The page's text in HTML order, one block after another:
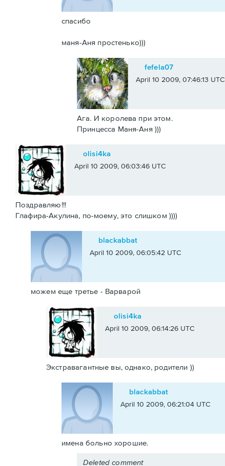
спасибо
маня-Аня простенько)))
fefela07
April 10 2009, 07:46:13 UTC
Ага. И королева при этом.
Принцесса Маня-Аня )))
olisi4ka
April 10 2009, 06:03:46 UTC
Поздравляю!!!
Глафира-Акулина, по-моему, это слишком ))))
blackabbat
April 10 2009, 06:05:42 UTC
можем еще третье - Варварой
olisi4ka
April 10 2009, 06:14:26 UTC
Экстравагантные вы, однако, родители ))
blackabbat
April 10 2009, 06:21:04 UTC
имена больно хорошие.
Deleted comment